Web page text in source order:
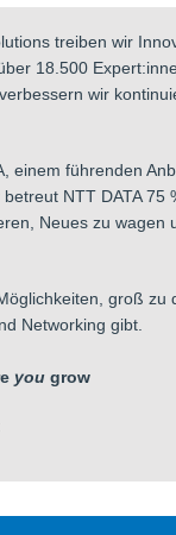
treiben wir
18.500
wir
einem führenden
betreut NTT DATA
Neues zu wagen
groß
Networking gibt.
yougrow